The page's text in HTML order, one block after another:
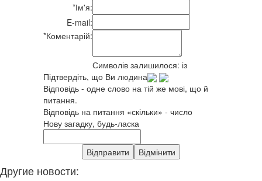
*Ім'я:
E-mail:
*Коментарій:
Символів залишилося: із
Підтвердіть, що Ви людина
Відповідь - одне слово на тій же мові, що й
питання.
Відповідь на питання «скільки» - число
Нову загадку, будь-ласка
Другие новости: